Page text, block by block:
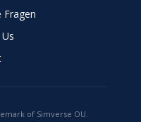
Fragen
of Simverse OU.